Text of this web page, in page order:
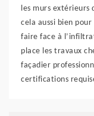
les murs extérieurs
cela aussi bien
faire face à
place les travaux
façadier
certifications